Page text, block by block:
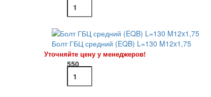
Болт ГБЦ средний (EQB) L=130 M12x1,75
Уточняйте цену у менеджеров!
550